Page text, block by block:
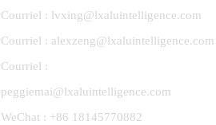
Courriel : lvxing@lxaluintelligence.com
Courriel : alexzeng@lxaluintelligence.com
Courriel :
peggiemai@lxaluintelligence.com
WeChat : +86 18145770882